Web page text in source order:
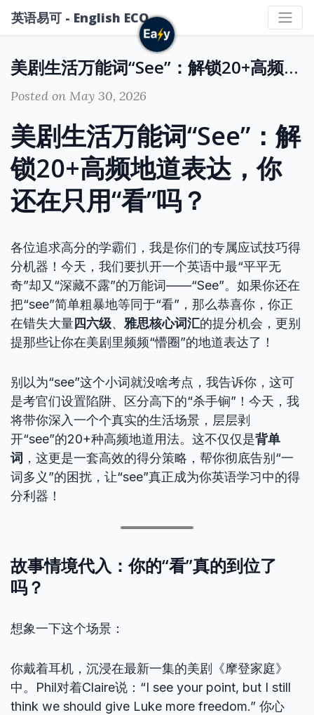
英语易可 - English ECO
美剧生活万能词“See”：解锁20+高频地道表达，你还在只用“看”吗？
Posted on May 30, 2026
美剧生活万能词“See”：解
锁20+高频地道表达，你
还在只用“看”吗？
各位追求高分的学霸们，我是你们的专属应试技巧得
分机器！今天，我们要扒开一个英语中最“平平无
奇”却又“深藏不露”的万能词——“See”。如果你还在
把“see”简单粗暴地等同于“看”，那么恭喜你，你正
在错失大量四六级、 雅思核心词汇的提分机会，更别
提那些让你在美剧里频频“懵圈”的地道表达了！
别以为“see”这个小词就没啥考点，我告诉你，这可
是考官们设置陷阱、区分高下的“杀手锏”！今天，我
将带你深入一个个真实的生活场景，层层剥
开“see”的20+种高频地道用法。这不仅仅是背单
词 ，这更是一套高效的得分策略，帮你彻底告别“一
词多义”的困扰，让“see”真正成为你英语学习中的得
分利器！
故事情境代入：你的“看”真的到位了
吗？
想象一下这个场景：
你戴着耳机，沉浸在最新一集的美剧《摩登家庭》
中。Phil对着Claire说：“I see your point, but I still
think we should give Luke more freedom.” 你心